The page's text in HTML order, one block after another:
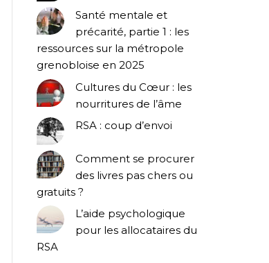
Santé mentale et
précarité, partie 1 : les
ressources sur la métropole
grenobloise en 2025
Cultures du Cœur : les
nourritures de l’âme
RSA : coup d’envoi
Comment se procurer
des livres pas chers ou
gratuits ?
L’aide psychologique
pour les allocataires du
RSA